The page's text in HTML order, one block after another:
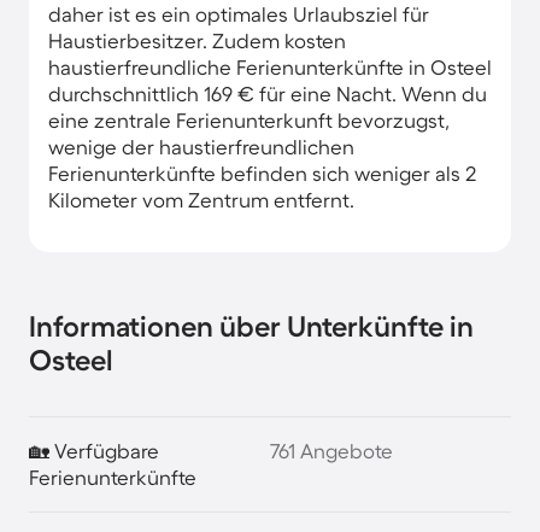
daher ist es ein optimales Urlaubsziel für
Haustierbesitzer. Zudem kosten
haustierfreundliche Ferienunterkünfte in Osteel
durchschnittlich 169 € für eine Nacht. Wenn du
eine zentrale Ferienunterkunft bevorzugst,
wenige der haustierfreundlichen
Ferienunterkünfte befinden sich weniger als 2
Kilometer vom Zentrum entfernt.
Informationen über Unterkünfte in
Osteel
🏡 Verfügbare
Ferienunterkünfte
761 Angebote